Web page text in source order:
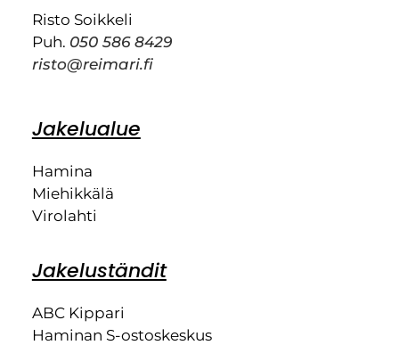
Risto Soikkeli
Puh. 050 586 8429
risto@reimari.fi
Jakelualue
Hamina
Miehikkälä
Virolahti
Jakeluständit
ABC Kippari
Haminan S-ostoskeskus